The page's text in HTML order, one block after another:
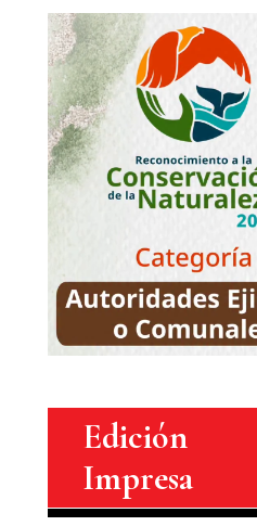
Edición
Impresa